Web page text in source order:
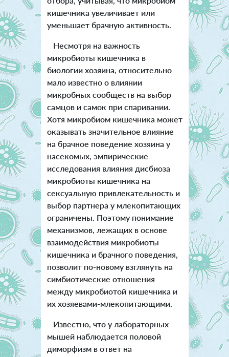
кишечника увеличивает или
уменьшает брачную активность.
Несмотря на важность
микробиоты кишечника в
биологии хозяина, относительно
мало известно о влиянии
микробных сообществ на выбор
самцов и самок при спаривании.
Хотя микробиом кишечника может
оказывать значительное влияние
на брачное поведение хозяина у
насекомых, эмпирические
исследования влияния дисбиоза
микробиоты кишечника на
сексуальную привлекательность и
выбор партнера у млекопитающих
ограничены. Поэтому понимание
механизмов, лежащих в основе
взаимодействия микробиоты
кишечника и брачного поведения,
позволит по-новому взглянуть на
симбиотические отношения
между микробиотой кишечника и
их хозяевами-млекопитающими.
Известно, что у лабораторных
мышей наблюдается половой
диморфизм в ответ на